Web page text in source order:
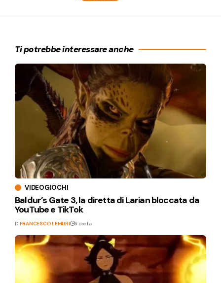
Ti potrebbe interessare anche
VIDEOGIOCHI
Baldur’s Gate 3, la diretta di Larian bloccata da
YouTube e TikTok
DiFRANCESCO LEMURI 6 ore fa